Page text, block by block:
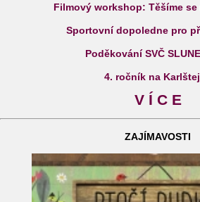
Filmový workshop: Těšíme
Sportovní dopoledne pro
Poděkování SVČ
4. ročník na
V Í C E
ZAJÍMAVOSTI